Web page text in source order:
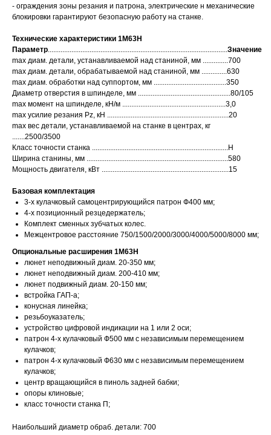
- ограждения зоны резания и патрона, электрические н механические
блокировки гарантируют безопасную работу на станке.
Технические характеристики 1М63Н
Параметр...................................................................................................Значение
max диам. детали, устанавливаемой над станиной, мм ..............700
max диам. детали, обрабатываемой над станиной, мм ..............630
max диам. обработки над суппортом, мм ........................................350
Диаметр отверстия в шпинделе, мм ...................................................80/105
max момент на шпинделе, кН/м .........................................................3,0
max усилие резания Pz, кН ...................................................................20
max вес детали, устанавливаемой на станке в центрах, кг
.......2500/3500
Класс точности станка ...........................................................................H
Ширина станины, мм ..............................................................................580
Мощность двигателя, кВт ......................................................................15
Базовая комплектация
3-х кулачковый самоцентрирующийся патрон Ф400 мм;
4-х позиционный резцедержатель;
Комплект сменных зубчатых колес.
Межцентровое расстояние 750/1500/2000/3000/4000/5000/8000 мм;
Опциональные расширения 1М63Н
люнет неподвижный диам. 20-350 мм;
люнет неподвижный диам. 200-410 мм;
люнет подвижный диам. 20-150 мм;
встройка ГАП-а;
конусная линейка;
резьбоуказатель;
устройство цифровой индикации на 1 или 2 оси;
патрон 4-х кулачковый Ф500 мм с независимым перемещением
кулачков;
патрон 4-х кулачковый Ф630 мм с независимым перемещением
кулачков;
центр вращающийся в пиноль задней бабки;
опоры клиновые;
класс точности станка П;
Наибольший диаметр обраб. детали: 700